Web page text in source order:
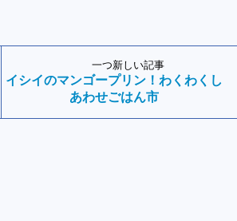
一つ新しい記事
イシイのマンゴープリン！わくわくし
あわせごはん市